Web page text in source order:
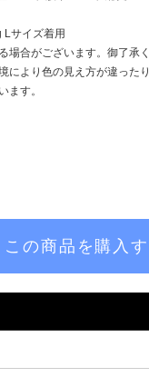
サイズ着用
合がございます。御了承く
により色の見え方が違った
ます。
この商品を購入